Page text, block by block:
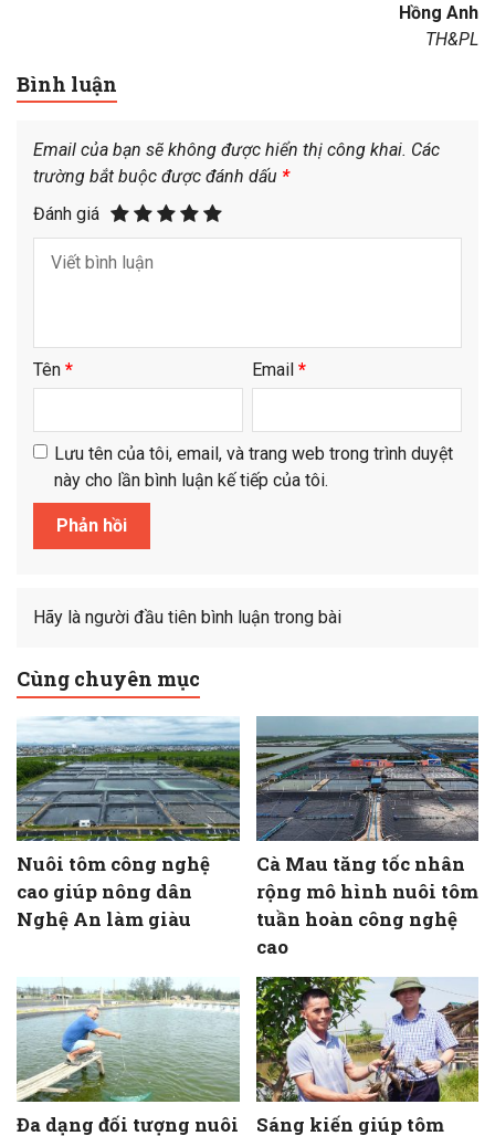
Hồng Anh
TH&PL
Bình luận
Email của bạn sẽ không được hiển thị công khai. Các
trường bắt buộc được đánh dấu *
Đánh giá
Tên * Email *
Lưu tên của tôi, email, và trang web trong trình duyệt
này cho lần bình luận kế tiếp của tôi.
Hãy là người đầu tiên bình luận trong bài
Cùng chuyên mục
Nuôi tôm công nghệ
cao giúp nông dân
Nghệ An làm giàu
Cà Mau tăng tốc nhân
rộng mô hình nuôi tôm
tuần hoàn công nghệ
cao
Đa dạng đối tượng nuôi Sáng kiến giúp tôm